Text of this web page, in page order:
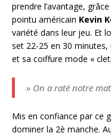
prendre l’avantage,
pointu américain Kevin
variété dans leur jeu. Et
set 22-25 en 30
et sa coiffure mode «
» On a raté notre
Mis en confiance par ce
dominer la 2è manche.